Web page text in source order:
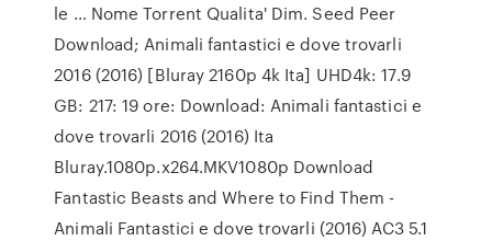
le … Nome Torrent Qualita' Dim. Seed Peer
Download; Animali fantastici e dove trovarli
2016 (2016) [Bluray 2160p 4k Ita] UHD4k: 17.9
GB: 217: 19 ore: Download: Animali fantastici e
dove trovarli 2016 (2016) Ita
Bluray.1080p.x264.MKV1080p Download
Fantastic Beasts and Where to Find Them -
Animali Fantastici e dove trovarli (2016) AC3 5.1